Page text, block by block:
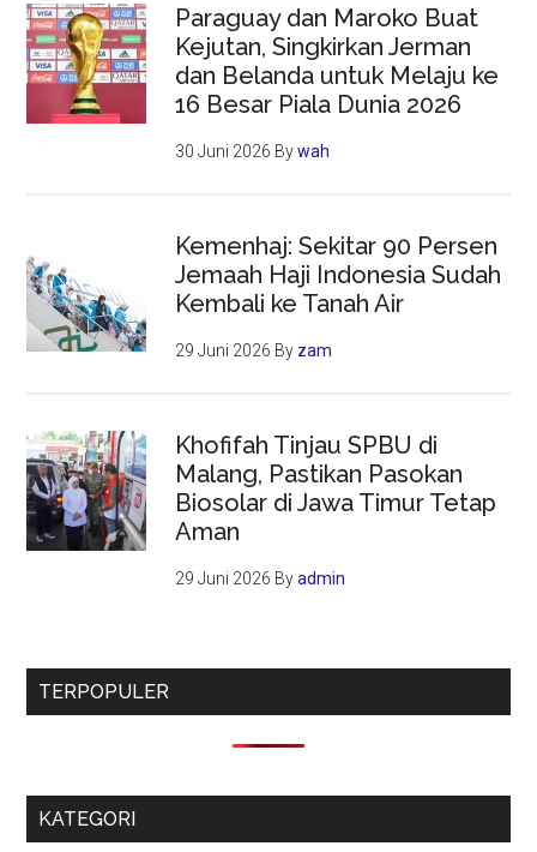
Paraguay dan Maroko Buat
Kejutan, Singkirkan Jerman
dan Belanda untuk Melaju ke
16 Besar Piala Dunia 2026
30 Juni 2026 Bywah
Kemenhaj: Sekitar 90 Persen
Jemaah Haji Indonesia Sudah
Kembali ke Tanah Air
29 Juni 2026 By zam
Khofifah Tinjau SPBU di
Malang, Pastikan Pasokan
Biosolar di Jawa Timur Tetap
Aman
29 Juni 2026 Byadmin
TERPOPULER
KATEGORI